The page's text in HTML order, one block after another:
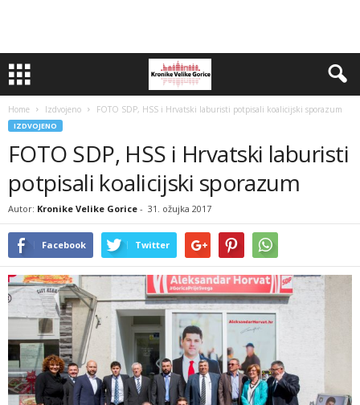
Home Izdvojeno FOTO SDP, HSS i Hrvatski laburisti potpisali koalicijski sporazum
IZDVOJENO
FOTO SDP, HSS i Hrvatski laburisti
potpisali koalicijski sporazum
Autor: Kronike Velike Gorice - 31. ožujka 2017
Facebook Twitter